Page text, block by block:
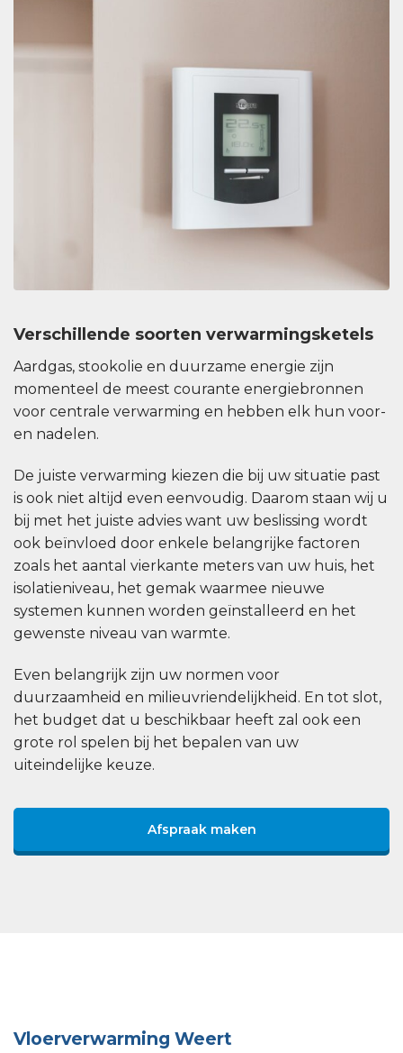
Verschillende soorten verwarmingsketels
Aardgas, stookolie en duurzame energie zijn
momenteel de meest courante energiebronnen
voor centrale verwarming en hebben elk hun voor-
en nadelen.
De juiste verwarming kiezen die bij uw situatie past
is ook niet altijd even eenvoudig. Daarom staan wij u
bij met het juiste advies want uw beslissing wordt
ook beïnvloed door enkele belangrijke factoren
zoals het aantal vierkante meters van uw huis, het
isolatieniveau, het gemak waarmee nieuwe
systemen kunnen worden geïnstalleerd en het
gewenste niveau van warmte.
Even belangrijk zijn uw normen voor
duurzaamheid en milieuvriendelijkheid. En tot slot,
het budget dat u beschikbaar heeft zal ook een
grote rol spelen bij het bepalen van uw
uiteindelijke keuze.
Afspraak maken
Vloerverwarming Weert